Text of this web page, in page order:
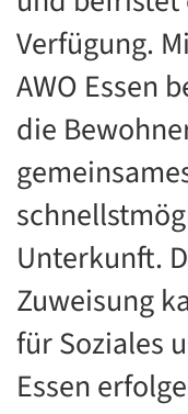
Verfügung.
AWO Essen
die
Unterkunft.
Zuweisung
für Soziales
Essen